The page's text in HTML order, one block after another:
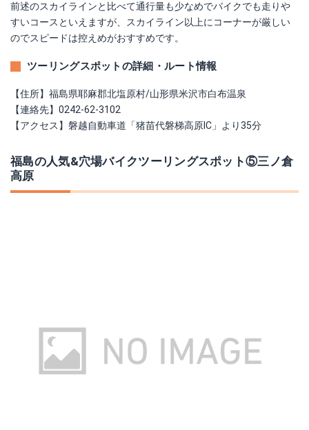
前述のスカイラインと比べて通行量も少なめでバイクでも走りや
すいコースといえますが、スカイライン以上にコーナーが厳しい
のでスピードは控えめがおすすめです。
ツーリングスポットの詳細・ルート情報
【住所】福島県耶麻郡北塩原村/山形県米沢市白布温泉
【連絡先】0242-62-3102
【アクセス】磐越自動車道「猪苗代磐梯高原IC」より35分
福島の人気&穴場バイクツーリングスポット⑤三ノ倉
高原